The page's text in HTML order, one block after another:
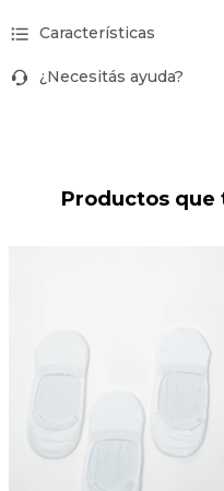
Características
¿Necesitás ayuda?
Productos que